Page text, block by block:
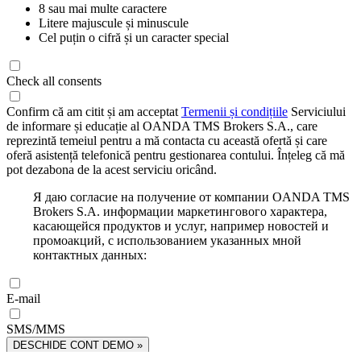
8 sau mai multe caractere
Litere majuscule și minuscule
Cel puțin o cifră și un caracter special
Check all consents
Confirm că am citit și am acceptat Termenii și condițiile Serviciului
de informare și educație al OANDA TMS Brokers S.A., care
reprezintă temeiul pentru a mă contacta cu această ofertă și care
oferă asistență telefonică pentru gestionarea contului. Înțeleg că mă
pot dezabona de la acest serviciu oricând.
Я даю согласие на получение от компании OANDA TMS
Brokers S.A. информации маркетингового характера,
касающейся продуктов и услуг, например новостей и
промоакций, с использованием указанных мной
контактных данных:
E-mail
SMS/MMS
DESCHIDE CONT DEMO »